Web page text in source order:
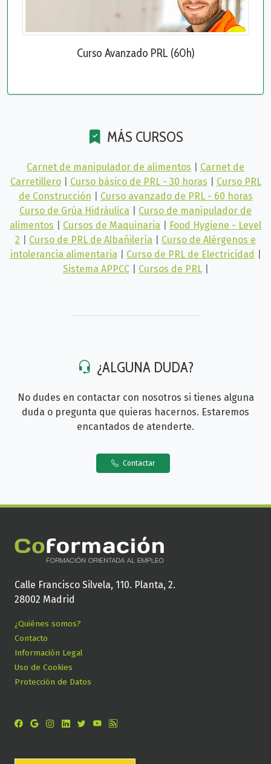
Curso Avanzado PRL (60h)
MÁS CURSOS
Carnet de manipulador de alimentos
Carnet de
Carretillero
Curso básico de PRL - 30 horas
Curso PRL
de Construcción
Curso avanzado de PRL - 60 horas
Curso de Grúa Hidráulica
Curso de manipulador de
alimentos
Cursos de Maquinaria
Food Hygiene - Level
2
Curso de PRL de Albañilería
Curso de Alérgenos e
intolerancia alimentaria
Curso de PRL de Electricidad
Sistema APPCC
Cursos de PRL
¿ALGUNA DUDA?
No dudes en contactar con nosotros si tienes alguna
duda o pregunta que quieras hacernos. Estaremos
encantados de atenderte.
Contactar
Calle Francisco Silvela, 110. Planta, 2.
28002 Madrid
¿Quiénes somos?
Contacto
Información Legal
Uso de Cookies
Protección de Datos